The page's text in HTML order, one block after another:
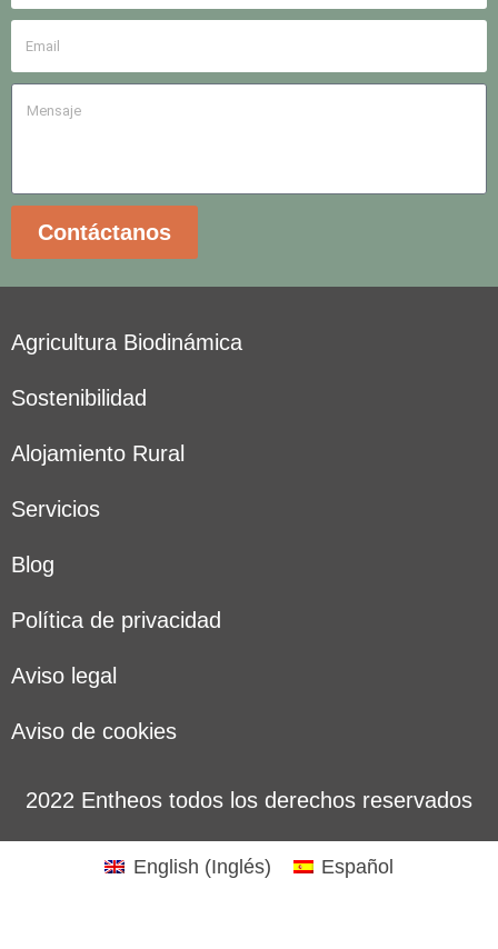
Contáctanos
Agricultura Biodinámica
Sostenibilidad
Alojamiento Rural
Servicios
Blog
Política de privacidad
Aviso legal
Aviso de cookies
2022 Entheos todos los derechos reservados
English (Inglés) Español